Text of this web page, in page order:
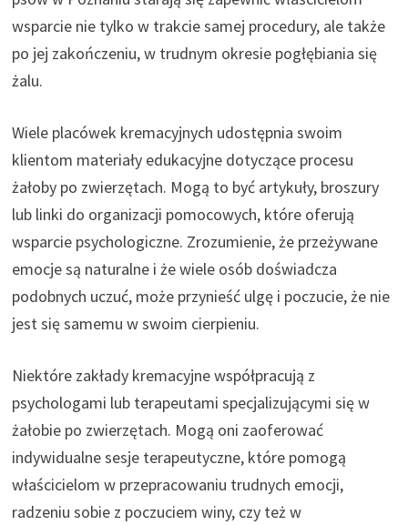
wsparcie nie tylko w trakcie samej procedury, ale także
po jej zakończeniu, w trudnym okresie pogłębiania się
żalu.
Wiele placówek kremacyjnych udostępnia swoim
klientom materiały edukacyjne dotyczące procesu
żałoby po zwierzętach. Mogą to być artykuły, broszury
lub linki do organizacji pomocowych, które oferują
wsparcie psychologiczne. Zrozumienie, że przeżywane
emocje są naturalne i że wiele osób doświadcza
podobnych uczuć, może przynieść ulgę i poczucie, że nie
jest się samemu w swoim cierpieniu.
Niektóre zakłady kremacyjne współpracują z
psychologami lub terapeutami specjalizującymi się w
żałobie po zwierzętach. Mogą oni zaoferować
indywidualne sesje terapeutyczne, które pomogą
właścicielom w przepracowaniu trudnych emocji,
radzeniu sobie z poczuciem winy, czy też w